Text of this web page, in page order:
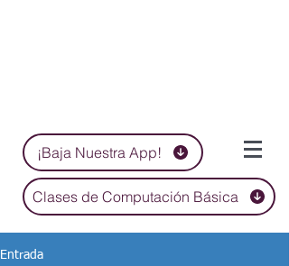
¡Baja Nuestra App!
Clases de Computación Básica
Entrada